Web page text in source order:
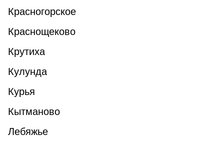
Красногорское
Краснощеково
Крутиха
Кулунда
Курья
Кытманово
Лебяжье